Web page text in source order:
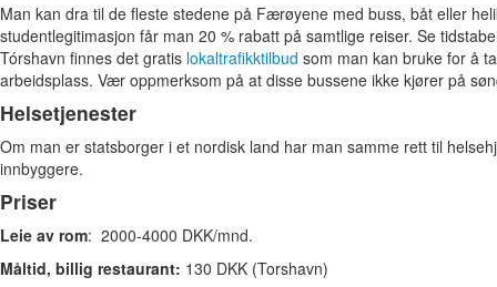
Man kan dra til de fleste stedene på Færøyene med buss, båt eller
studentlegitimasjon får man 20 % rabatt på samtlige reiser. Se
Tórshavn finnes det gratis lokaltrafikktilbud som man kan bruke for å
arbeidsplass. Vær oppmerksom på at disse bussene ikke kjører på
Helsetjenester
Om man er statsborger i et nordisk land har man samme rett til
innbyggere.
Priser
Leie av rom: 2000-4000 DKK/mnd.
Måltid, billig restaurant: 130 DKK (Torshavn)